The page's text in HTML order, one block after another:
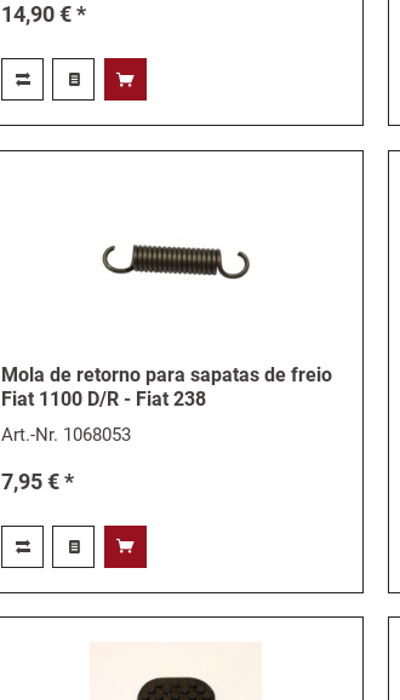
14,90 € *
Mola de retorno para sapatas de freio
Fiat 1100 D/R - Fiat 238
Art.-Nr. 1068053
7,95 € *